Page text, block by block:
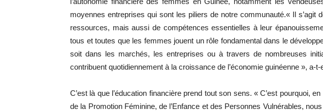
moyennes entreprises qui sont les piliers de notre communauté.« Il s’agit
ressources, mais aussi de compétences essentielles à leur
tous et toutes que les femmes jouent un rôle fondamental dans le
soit dans les marchés, les entreprises ou à travers de nombreuses
contribuent quotidiennement à la croissance de l’économie guinéenne », a-t-
C’est là que l’éducation financière prend tout son sens. « C’est pourquoi,
de la Promotion Féminine, de l’Enfance et des Personnes Vulnérables,